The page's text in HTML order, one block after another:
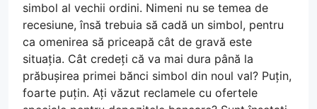
simbol al vechii ordini. Nimeni nu se temea de
recesiune, însă trebuia să cadă un simbol, pentru
ca omenirea să priceapă cât de gravă este
situația. Cât credeți că va mai dura până la
prăbușirea primei bănci simbol din noul val? Puțin,
foarte puțin. Ați văzut reclamele cu ofertele